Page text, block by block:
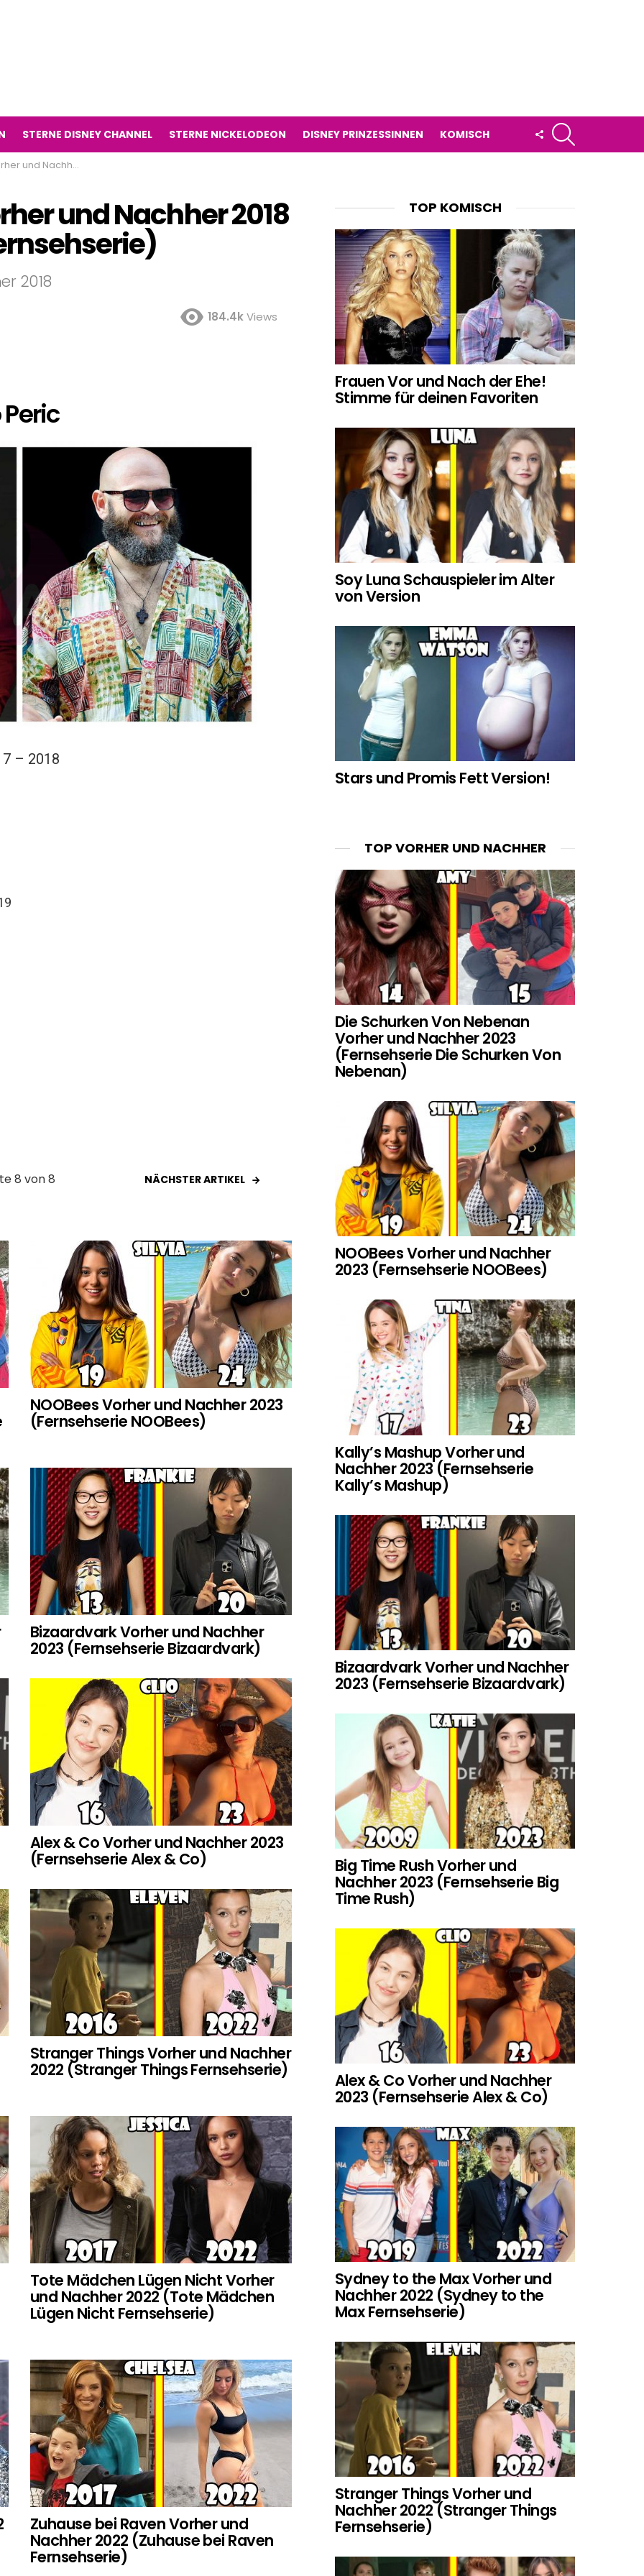
STERNE DISNEY CHANNEL STERNE NICKELODEON DISNEY PRINZESSINNEN KOMISCH
FOLLOW
US
des Geldes Fernsehserie)
und Nachher 2018
2018
184.4kViews
– 2018
8 von 8 NÄCHSTER ARTIKEL
NOOBees Vorher und Nachher 2023
(Fernsehserie NOOBees)
Bizaardvark Vorher und Nachher
2023 (Fernsehserie Bizaardvark)
Alex & Co Vorher und Nachher 2023
(Fernsehserie Alex & Co)
Stranger Things Vorher und Nachher
2022 (Stranger Things Fernsehserie)
Tote Mädchen Lügen Nicht Vorher
und Nachher 2022 (Tote Mädchen
Lügen Nicht Fernsehserie)
Zuhause bei Raven Vorher und
Nachher 2022 (Zuhause bei Raven
Fernsehserie)
TOP KOMISCH
Frauen Vor und Nach der Ehe!
Stimme für deinen Favoriten
Soy Luna Schauspieler im Alter
von Version
Stars und Promis Fett Version!
TOP VORHER UND NACHHER
Die Schurken Von Nebenan
Vorher und Nachher 2023
(Fernsehserie Die Schurken Von
Nebenan)
NOOBees Vorher und Nachher
2023 (Fernsehserie NOOBees)
Kally’s Mashup Vorher und
Nachher 2023 (Fernsehserie
Kally’s Mashup)
Bizaardvark Vorher und Nachher
2023 (Fernsehserie Bizaardvark)
Big Time Rush Vorher und
Nachher 2023 (Fernsehserie Big
Time Rush)
Alex & Co Vorher und Nachher
2023 (Fernsehserie Alex & Co)
Sydney to the Max Vorher und
Nachher 2022 (Sydney to the
Max Fernsehserie)
Stranger Things Vorher und
Nachher 2022 (Stranger Things
Fernsehserie)